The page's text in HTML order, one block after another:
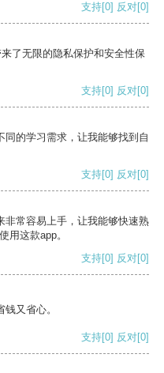
支持[0] 反对[0]
了无限的隐私保护和安全性保
支持[0] 反对[0]
的学习需求，让我能够找到自
支持[0] 反对[0]
非常容易上手，让我能够快速熟
用这款app。
支持[0] 反对[0]
又省心。
支持[0] 反对[0]